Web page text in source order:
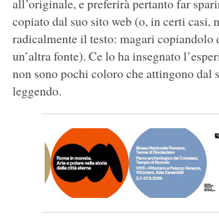
all’originale, e preferirà pertanto far
copiato dal suo sito web (o, in certi casi,
radicalmente il testo: magari copiandolo
un’altra fonte). Ce lo ha insegnato
non sono pochi coloro che attingono dal
leggendo.